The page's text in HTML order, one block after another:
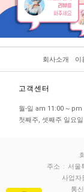
회사소개 이
고객센터
월-일 am 11:00 ~ pm
첫째주, 셋째주 일요
주소 : 서울
사업자
통